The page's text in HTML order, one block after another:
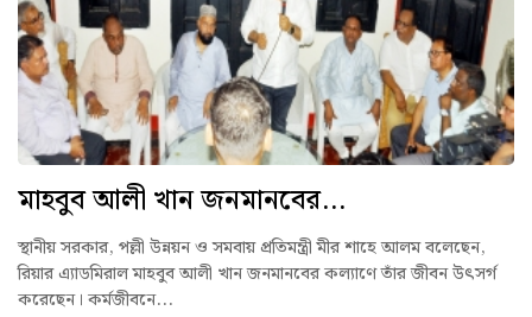
মাহবুব আলী খান জনমানবের...
স্থানীয় সরকার, পল্লী উন্নয়ন ও সমবায় প্রতিমন্ত্রী মীর শাহে আলম বলেছেন,
রিয়ার এ্যাডমিরাল মাহবুব আলী খান জনমানবের কল্যাণে তাঁর জীবন উৎসর্গ
করেছেন। কর্মজীবনে...